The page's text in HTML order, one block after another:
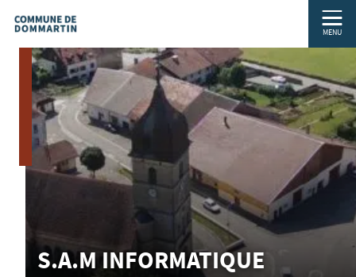
MENU
S.A.M INFORMATIQUE